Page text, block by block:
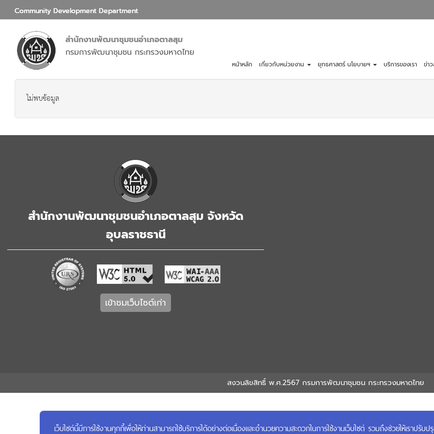
Community Development Department
สำนักงานพัฒนาชุมชนอำเภอตาลสุม
กรมการพัฒนาชุมชน กระทรวงมหาดไทย
หน้าหลัก เกี่ยวกับหน่วยงาน ยุทธศาสตร์ นโยบายฯ บริการของเรา ข่า
ไม่พบข้อมูล
สำนักงานพัฒนาชุมชนอำเภอตาลสุม จังหวัด
อุบลราชธานี
เข้าชมเว็บไซต์เก่า
สงวนลิขสิทธิ์ พ.ศ.2567 กรมการพัฒนาชุมชน กระทรวงมหาดไทย
เว็บไซต์นี้มีการใช้งานคุกกี้เพื่อให้ท่านสามารถใช้บริการได้อย่างต่อเนื่องและอำนวยความสะดวกในการใช้งานเว็บไซต์ รวมถึงช่วยให้เราปรับป